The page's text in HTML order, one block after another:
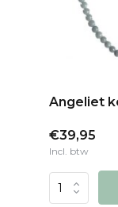
Angeliet
€39,95
Incl. btw